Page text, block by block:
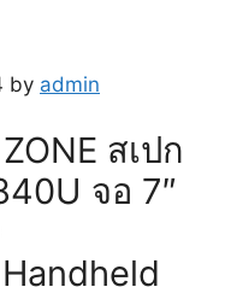
by admin
สเปก
จอ 7″